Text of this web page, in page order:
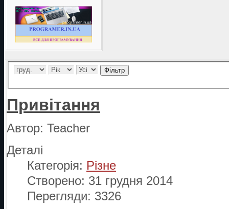
Фільтр
Привітання
Автор: Teacher
Деталі
Категорія: Різне
Створено: 31 грудня 2014
Перегляди: 3326